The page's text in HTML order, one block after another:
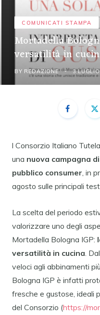
COMUNICATI STAMPA
Mortadella
versatilità in
BY REDAZIONE 3
l Consorzio Italiano
una nuova campagna
pubblico consumer , in
agosto sulle principali
La scelta del periodo
valorizzare uno degli
Mortadella Bologna IGP:
versatilità in cucina .
veloci agli abbinamenti
Bologna IGP è infatti
fresche e gustose, ideali
del Consorzio (https://